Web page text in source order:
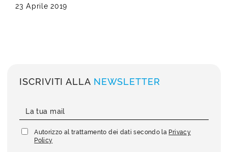
23 Aprile 2019
ISCRIVITI ALLA NEWSLETTER
Autorizzo al trattamento dei dati secondo la Privacy
Policy